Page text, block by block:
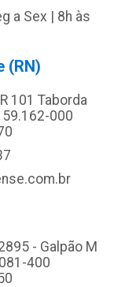
a Sex | 8h às
(RN)
101 Taborda
59.162-000
- Galpão M
400